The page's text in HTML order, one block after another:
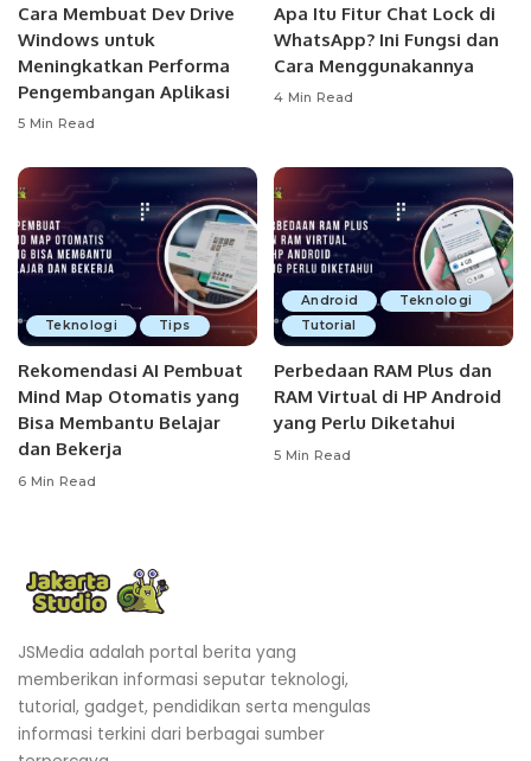
Cara Membuat Dev Drive
Windows untuk
Meningkatkan Performa
Pengembangan Aplikasi
5 Min Read
Apa Itu Fitur Chat Lock di
WhatsApp? Ini Fungsi dan
Cara Menggunakannya
4 Min Read
Teknologi Tips
Rekomendasi AI Pembuat
Mind Map Otomatis yang
Bisa Membantu Belajar
dan Bekerja
6 Min Read
Android
Teknologi
Tutorial
Perbedaan RAM Plus dan
RAM Virtual di HP Android
yang Perlu Diketahui
5 Min Read
JSMedia adalah portal berita yang
memberikan informasi seputar teknologi,
tutorial, gadget, pendidikan serta mengulas
informasi terkini dari berbagai sumber